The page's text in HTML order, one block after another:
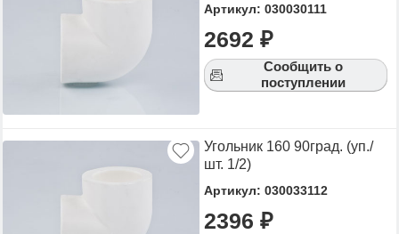
Артикул: 030030111
2692 ₽
Сообщить о
поступлении
Угольник 160 90град. (уп./
шт. 1/2)
Артикул: 030033112
2396 ₽